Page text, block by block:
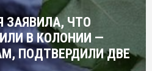
ЗАЯВИЛА, ЧТО
В КОЛОНИИ —
ПОДТВЕРДИЛИ ДВЕ